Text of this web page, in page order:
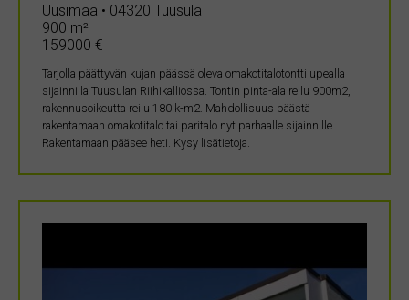
Uusimaa • 04320 Tuusula
900 m²
159000 €
Tarjolla päättyvän kujan päässä oleva omakotitalotontti upealla
sijainnilla Tuusulan Riihikalliossa. Tontin pinta-ala reilu 900m2,
rakennusoikeutta reilu 180 k-m2. Mahdollisuus päästä
rakentamaan omakotitalo tai paritalo nyt parhaalle sijainnille.
Rakentamaan pääsee heti. Kysy lisätietoja.